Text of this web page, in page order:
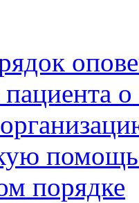
пациента
порядке